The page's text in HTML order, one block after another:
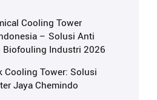
Cooling Tower
– Solusi Anti
Biofouling Industri 2026
Cooling Tower: Solusi
Jaya Chemindo